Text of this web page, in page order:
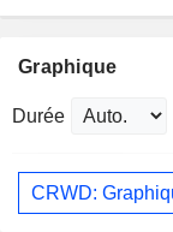
Graphique
Durée
CRWD: